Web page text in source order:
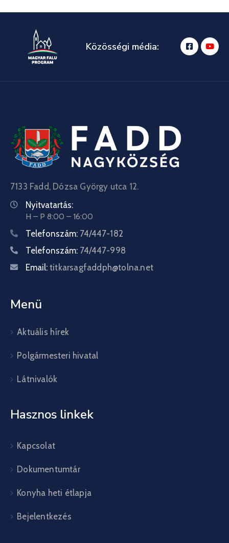
Közösségi média:
7133 Fadd, Dózsa György utca 12.
Nyitvatartás:
H – P 8:00 – 16:00
Telefonszám: 74/447-182
Telefonszám: 74/447-998
Email: titkarsagfaddph@tolna.net
Menü
Aktuális hírek
Polgármesteri hivatal
Látnivalók
Hasznos linkek
Kapcsolat
Dokumentumtár
Konyha heti étlapja
Bejelentkezés